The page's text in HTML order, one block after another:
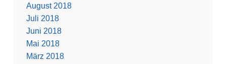
August 2018
Juli 2018
Juni 2018
Mai 2018
März 2018